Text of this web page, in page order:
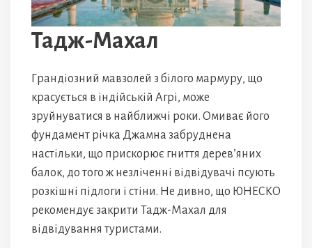
Тадж-Махал
Грандіозний мавзолей з білого мармуру, що
красується в індійській Агрі, може
зруйнуватися в найближчі роки. Омиває його
фундамент річка Джамна забруднена
настільки, що прискорює гниття дерев’яних
балок, до того ж незліченні відвідувачі псують
розкішні підлоги і стіни. Не дивно, що ЮНЕСКО
рекомендує закрити Тадж-Махал для
відвідування туристами.